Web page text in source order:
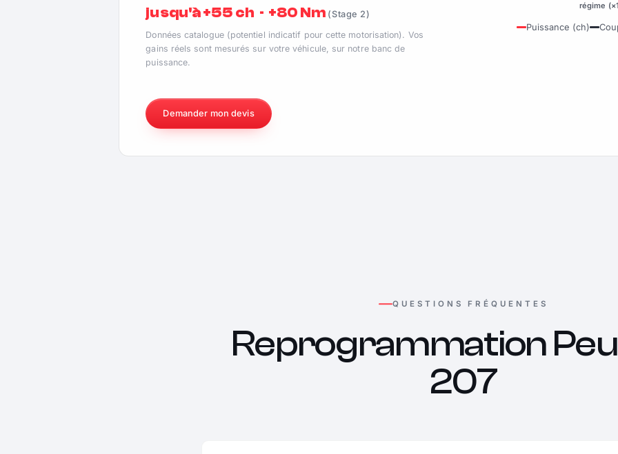
jusqu'à +55 ch · +80 Nm (Stage 2)
Données catalogue (potentiel indicatif pour cette motorisation). Vos
gains réels sont mesurés sur votre véhicule, sur notre banc de
puissance.
régime
Puissance (ch)
Demander mon devis
QUESTIONS FRÉQUENTES
Reprogrammation
207